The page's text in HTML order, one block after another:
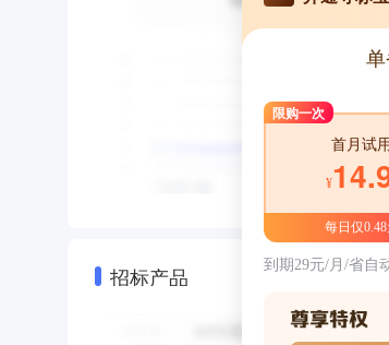
招标产品
限购一次
首月试用
¥
每日仅
到期29元/月/省自